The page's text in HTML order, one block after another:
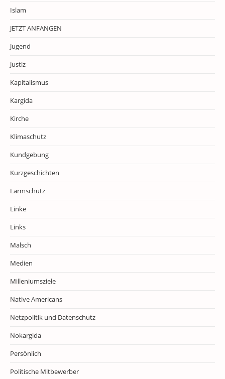
Islam
JETZT ANFANGEN
Jugend
Justiz
Kapitalismus
Kargida
Kirche
Klimaschutz
Kundgebung
Kurzgeschichten
Lärmschutz
Linke
Links
Malsch
Medien
Milleniumsziele
Native Americans
Netzpolitik und Datenschutz
Nokargida
Persönlich
Politische Mitbewerber